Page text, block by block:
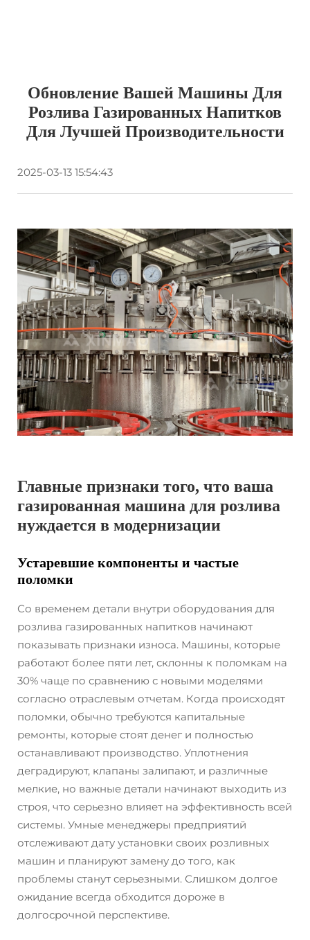
Обновление Вашей Машины Для
Розлива Газированных Напитков
Для Лучшей Производительности
2025-03-13 15:54:43
Главные признаки того, что ваша
газированная машина для розлива
нуждается в модернизации
Устаревшие компоненты и частые
поломки
Со временем детали внутри оборудования для
розлива газированных напитков начинают
показывать признаки износа. Машины, которые
работают более пяти лет, склонны к поломкам на
30% чаще по сравнению с новыми моделями
согласно отраслевым отчетам. Когда происходят
поломки, обычно требуются капитальные
ремонты, которые стоят денег и полностью
останавливают производство. Уплотнения
деградируют, клапаны залипают, и различные
мелкие, но важные детали начинают выходить из
строя, что серьезно влияет на эффективность всей
системы. Умные менеджеры предприятий
отслеживают дату установки своих розливных
машин и планируют замену до того, как
проблемы станут серьезными. Слишком долгое
ожидание всегда обходится дороже в
долгосрочной перспективе.